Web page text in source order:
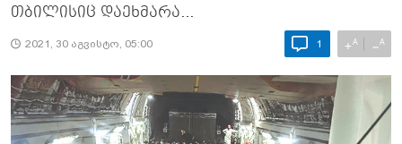
თბილისიც დაეხმარა...
2021, 30 აგვისტო, 05:00 1 +A −A